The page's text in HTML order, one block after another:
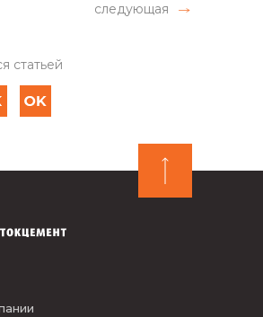
следующая
статьей